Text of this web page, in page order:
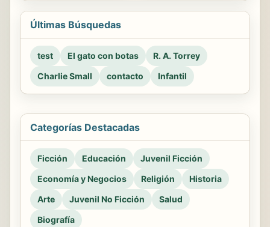
Últimas Búsquedas
test El gato con botas
R. A. Torrey
Charlie Small
contacto Infantil
Categorías Destacadas
Ficción Educación
Juvenil Ficción
Economía y Negocios
Religión
Historia
Arte
Juvenil No Ficción
Salud
Biografía